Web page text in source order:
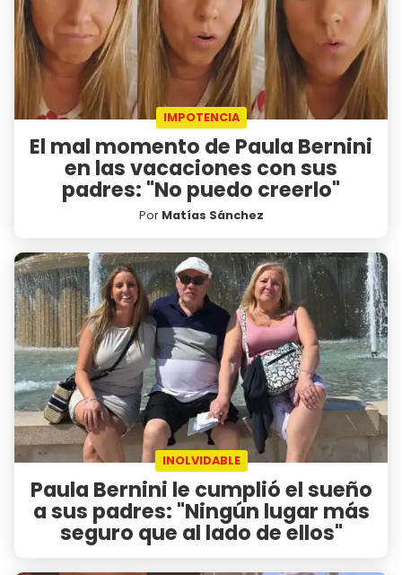
IMPOTENCIA
El mal momento de Paula Bernini
en las vacaciones con sus
padres: "No puedo creerlo"
Por Matías Sánchez
INOLVIDABLE
Paula Bernini le cumplió el sueño
a sus padres: "Ningún lugar más
seguro que al lado de ellos"